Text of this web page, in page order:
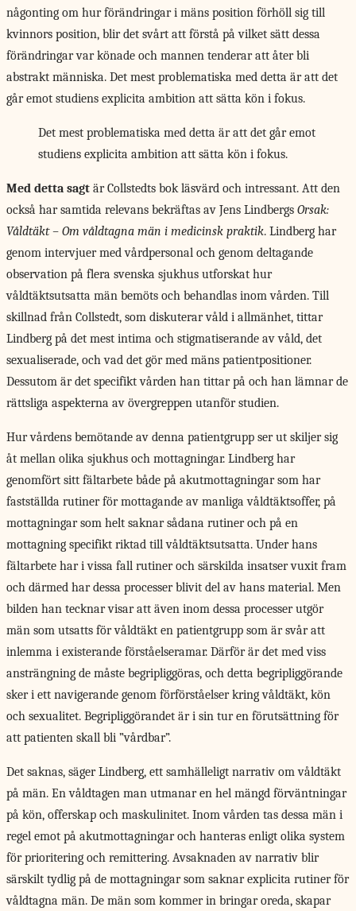
någonting om hur förändringar i mäns position förhöll sig till
kvinnors position, blir det svårt att förstå på vilket sätt dessa
förändringar var könade och mannen tenderar att åter bli
abstrakt människa. Det mest problematiska med detta är att det
går emot studiens explicita ambition att sätta kön i fokus.
Det mest problematiska med detta är att det går emot
studiens explicita ambition att sätta kön i fokus.
Med detta sagt är Collstedts bok läsvärd och intressant. Att den
också har samtida relevans bekräftas av Jens Lindbergs Orsak:
Våldtäkt – Om våldtagna män i medicinsk praktik. Lindberg har
genom intervjuer med vårdpersonal och genom deltagande
observation på flera svenska sjukhus utforskat hur
våldtäktsutsatta män bemöts och behandlas inom vården. Till
skillnad från Collstedt, som diskuterar våld i allmänhet, tittar
Lindberg på det mest intima och stigmatiserande av våld, det
sexualiserade, och vad det gör med mäns patientpositioner.
Dessutom är det specifikt vården han tittar på och han lämnar de
rättsliga aspekterna av övergreppen utanför studien.
Hur vårdens bemötande av denna patientgrupp ser ut skiljer sig
åt mellan olika sjukhus och mottagningar. Lindberg har
genomfört sitt fältarbete både på akutmottagningar som har
fastställda rutiner för mottagande av manliga våldtäktsoffer, på
mottagningar som helt saknar sådana rutiner och på en
mottagning specifikt riktad till våldtäktsutsatta. Under hans
fältarbete har i vissa fall rutiner och särskilda insatser vuxit fram
och därmed har dessa processer blivit del av hans material. Men
bilden han tecknar visar att även inom dessa processer utgör
män som utsatts för våldtäkt en patientgrupp som är svår att
inlemma i existerande förståelseramar. Därför är det med viss
ansträngning de måste begripliggöras, och detta begripliggörande
sker i ett navigerande genom förförståelser kring våldtäkt, kön
och sexualitet. Begripliggörandet är i sin tur en förutsättning för
att patienten skall bli ”vårdbar”.
Det saknas, säger Lindberg, ett samhälleligt narrativ om våldtäkt
på män. En våldtagen man utmanar en hel mängd förväntningar
på kön, offerskap och maskulinitet. Inom vården tas dessa män i
regel emot på akutmottagningar och hanteras enligt olika system
för prioritering och remittering. Avsaknaden av narrativ blir
särskilt tydlig på de mottagningar som saknar explicita rutiner för
våldtagna män. De män som kommer in bringar oreda, skapar